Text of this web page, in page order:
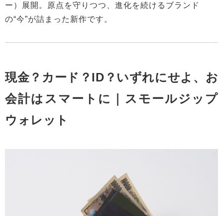
ー）展開。原点を守りつつ、進化を続けるブランド
の“今”が詰まった新作です。
現金？カード？ID？いずれにせよ、お
会計はスマートに｜スモールジップ
ウォレット